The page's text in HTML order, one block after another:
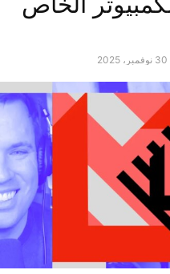
30 نوفمبر، 2025